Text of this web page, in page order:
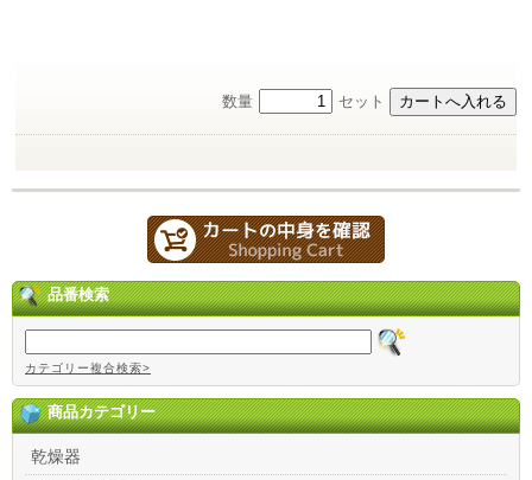
数量 セット
品番検索
カテゴリー複合検索>
商品カテゴリー
乾燥器